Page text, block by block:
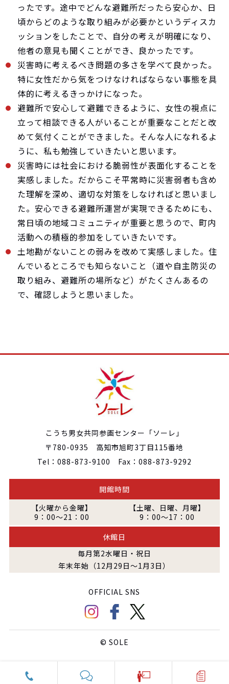
ったです。途中でどんな避難所だったら安心か、日
頃からどのような取り組みが必要かというディスカ
ッションをしたことで、自分の考えが明確になり、
他者の意見も聞くことができ、良かったです。
災害時に考えるべき問題の多さを学べて良かった。
特に女性だから気をつけなければならない事態を具
体的に考えるきっかけになった。
避難所で安心して避難できるように、女性の視点に
立って相談できる人がいることが重要なことだと改
めて気付くことができました。そんな人になれるよ
うに、私も勉強していきたいと思います。
災害時には社会における脆弱性が表面化することを
実感しました。だからこそ平常時に災害弱者も含め
た理解を深め、適切な対策をしなければと思いまし
た。安心できる避難所運営が実現できるためにも、
常日頃の地域コミュニティが重要と思うので、町内
活動への積極的参加をしていきたいです。
土地勘がないことの弱みを改めて実感しました。住
んでいるところでも知らないこと（道や自主防災の
取り組み、避難所の場所など）がたくさんあるの
で、確認しようと思いました。
こうち男女共同参画センター「ソーレ」
〒780-0935 高知市旭町3丁目115番地
Tel：088-873-9100 Fax：088-873-9292
開館時間
【火曜から金曜】
9：00～21：00
【土曜、日曜、月曜】
9：00～17：00
休館日
毎月第2水曜日・祝日
年末年始（12月29日～1月3日）
OFFICIAL SNS
© SOLE